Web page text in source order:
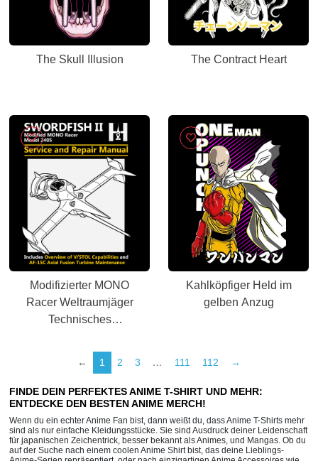
The Skull Illusion The Contract Heart
Modifizierter MONO
Racer Weltraumjäger
Technisches
Kahlköpfiger Held im
gelben Anzug
← 1 2 3 … 111 112 →
FINDE DEIN PERFEKTES ANIME T-SHIRT UND MEHR:
ENTDECKE DEN BESTEN ANIME MERCH!
Wenn du ein echter Anime Fan bist, dann weißt du, dass Anime T-Shirts mehr
sind als nur einfache Kleidungsstücke. Sie sind Ausdruck deiner Leidenschaft
für japanischen Zeichentrick, besser bekannt als Animes, und Mangas. Ob du
auf der Suche nach einem coolen Anime Shirt bist, das deine Lieblings-